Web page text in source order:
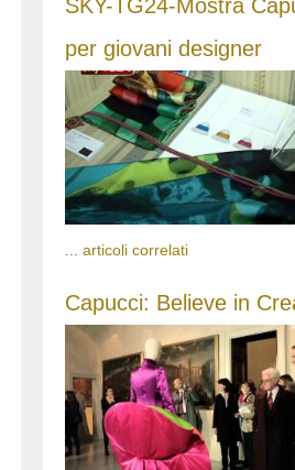
SKY-TG24-Mostra
per giovani designer
... articoli correlati
Capucci: Believe in